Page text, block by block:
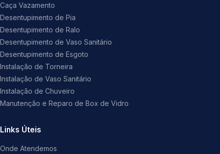
Caça Vazamento
Desentupimento de Pia
Desentupimento de Ralo
Desentupimento de Vaso Sanitário
Desentupimento de Esgoto
Instalação de Torneira
Instalação de Vaso Sanitário
Instalação de Chuveiro
Manutenção e Reparo de Box de Vidro
Links Úteis
Onde Atendemos